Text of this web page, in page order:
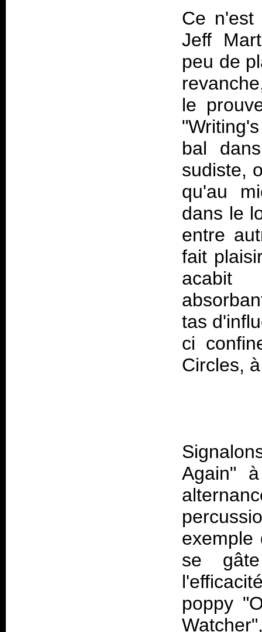
Ce n'est
Jeff
peu de
le
bal
sudiste,
qu'au
dans le
entre
fait
acabit
tas
ci
Circles
Again"
exemple
se
poppy